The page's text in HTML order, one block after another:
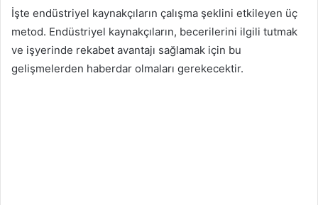
İşte endüstriyel kaynakçıların çalışma şeklini etkileyen üç
metod. Endüstriyel kaynakçıların, becerilerini ilgili tutmak
ve işyerinde rekabet avantajı sağlamak için bu
gelişmelerden haberdar olmaları gerekecektir.